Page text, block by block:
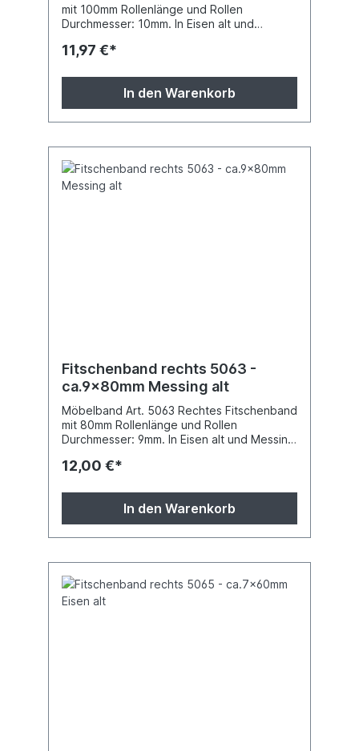
mit 100mm Rollenlänge und Rollen
Durchmesser: 10mm. In Eisen alt und
Die Messingfitschen haben etwas andere
11,97 €*
In den Warenkorb
Fitschenband rechts 5063 -
ca.9x80mm Messing alt
Möbelband Art. 5063 Rechtes Fitschenband
mit 80mm Rollenlänge und Rollen
Durchmesser: 9mm. In Eisen alt und Messing
Messingfitschen haben etwas andere
12,00 €*
In den Warenkorb